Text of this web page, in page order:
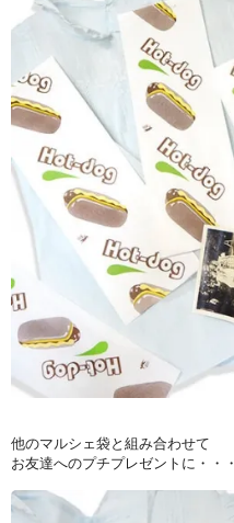
他のマルシェ袋と組み合わせて
お友達へのプチプレゼントに・・・